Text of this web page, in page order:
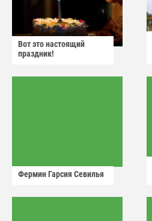
Вот это настоящий
праздник!
Фермин Гарсия Севилья